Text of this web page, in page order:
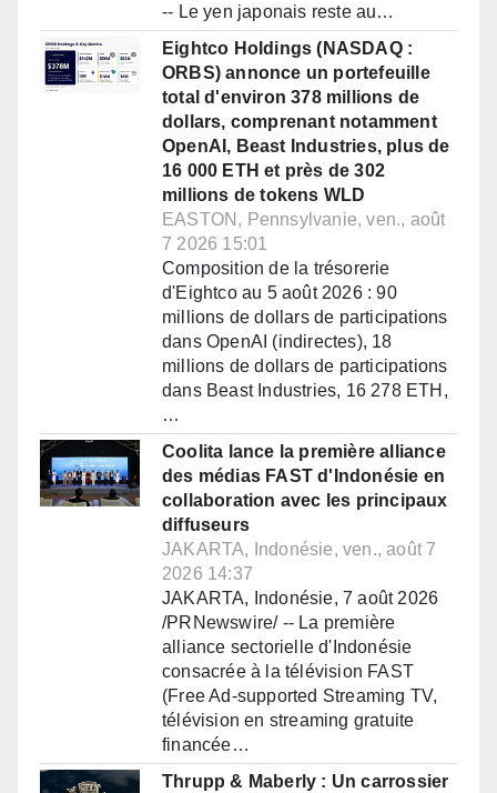
-- Le yen japonais reste au…
Eightco Holdings (NASDAQ :
ORBS) annonce un portefeuille
total d'environ 378 millions de
dollars, comprenant notamment
OpenAI, Beast Industries, plus de
16 000 ETH et près de 302
millions de tokens WLD
EASTON, Pennsylvanie, ven., août
7 2026 15:01
Composition de la trésorerie
d'Eightco au 5 août 2026 : 90
millions de dollars de participations
dans OpenAI (indirectes), 18
millions de dollars de participations
dans Beast Industries, 16 278 ETH,
…
Coolita lance la première alliance
des médias FAST d'Indonésie en
collaboration avec les principaux
diffuseurs
JAKARTA, Indonésie, ven., août 7
2026 14:37
JAKARTA, Indonésie, 7 août 2026
/PRNewswire/ -- La première
alliance sectorielle d'Indonésie
consacrée à la télévision FAST
(Free Ad-supported Streaming TV,
télévision en streaming gratuite
financée…
Thrupp & Maberly : Un carrossier